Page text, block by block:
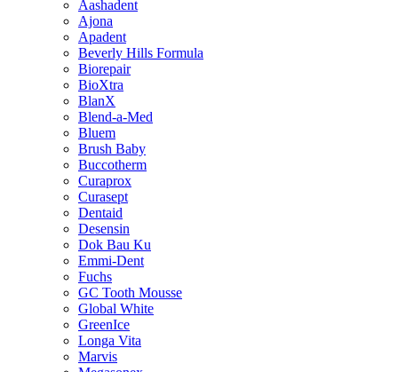
Aashadent
Ajona
Apadent
Beverly Hills Formula
Biorepair
BioXtra
BlanX
Blend-a-Med
Bluem
Brush Baby
Buccotherm
Curaprox
Curasept
Dentaid
Desensin
Dok Bau Ku
Emmi-Dent
Fuchs
GC Tooth Mousse
Global White
GreenIce
Longa Vita
Marvis